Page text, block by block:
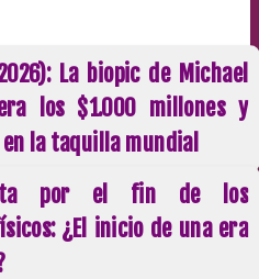
La biopic de Michael
los $1.000 millones y
la taquilla mundial
por el fin de los
¿El inicio de una era